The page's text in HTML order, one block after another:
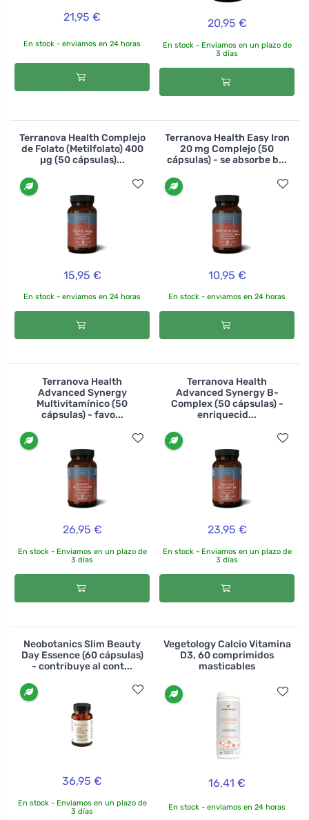
21,95 €
En stock - enviamos en 24 horas
20,95 €
En stock - Enviamos en un plazo de
3 días
Terranova Health Complejo
de Folato (Metilfolato) 400
µg (50 cápsulas)...
15,95 €
En stock - enviamos en 24 horas
Terranova Health Easy Iron
20 mg Complejo (50
cápsulas) - se absorbe b...
10,95 €
En stock - enviamos en 24 horas
Terranova Health
Advanced Synergy
Multivitamínico (50
cápsulas) - favo...
26,95 €
En stock - Enviamos en un plazo de
3 días
Terranova Health
Advanced Synergy B-
Complex (50 cápsulas) -
enriquecid...
23,95 €
En stock - Enviamos en un plazo de
3 días
Neobotanics Slim Beauty
Day Essence (60 cápsulas)
- contribuye al cont...
36,95 €
En stock - Enviamos en un plazo de
3 días
Vegetology Calcio Vitamina
D3, 60 comprimidos
masticables
16,41 €
En stock - enviamos en 24 horas